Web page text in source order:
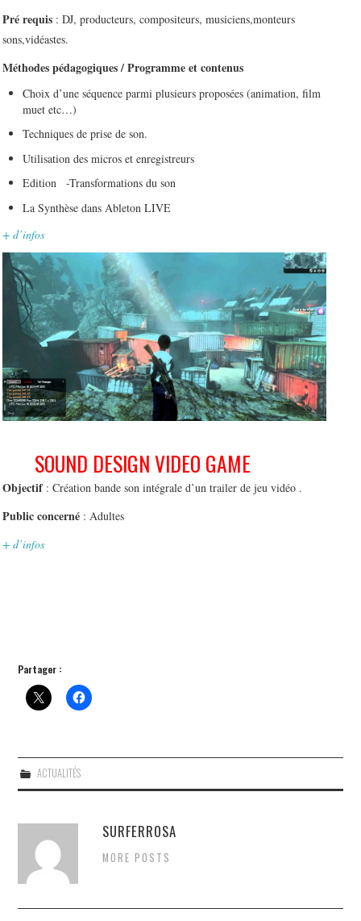
Pré requis: DJ, producteurs, compositeurs, musiciens,monteurs
sons,vidéastes.
Méthodes pédagogiques / Programme et contenus
Choix d’une séquence parmi plusieurs proposées (animation, film
muet etc…)
Techniques de prise de son.
Utilisation des micros et enregistreurs
Edition -Transformations du son
La Synthèse dans Ableton LIVE
+ d’infos
SOUND DESIGN VIDEO GAME
Objectif: Création bande son intégrale d’un trailer de jeu vidéo .
Public concerné: Adultes
+ d’infos
Partager :
ACTUALITÉS
SURFERROSA
MORE POSTS